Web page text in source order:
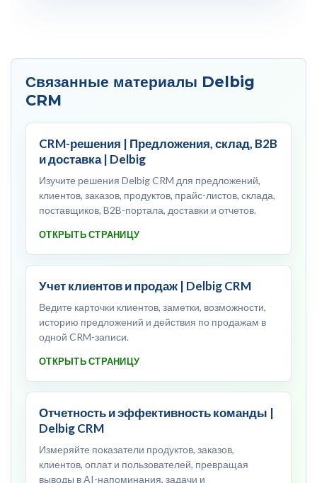
Связанные материалы Delbig
CRM
CRM-решения | Предложения, склад, B2B
и доставка | Delbig
Изучите решения Delbig CRM для предложений,
клиентов, заказов, продуктов, прайс-листов, склада,
поставщиков, B2B-портала, доставки и отчетов.
ОТКРЫТЬ СТРАНИЦУ
Учет клиентов и продаж | Delbig CRM
Ведите карточки клиентов, заметки, возможности,
историю предложений и действия по продажам в
одной CRM-записи.
ОТКРЫТЬ СТРАНИЦУ
Отчетность и эффективность команды |
Delbig CRM
Измеряйте показатели продуктов, заказов,
клиентов, оплат и пользователей, превращая
выводы в AI-напоминания, задачи и